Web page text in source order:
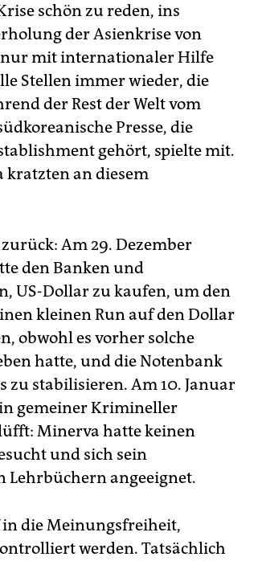
schön zu reden, ins
der Asienkrise von
nur mit internationaler Hilfe
Stellen immer wieder, die
der Rest der Welt vom
Presse, die
gehört, spielte mit.
kratzten an diesem
Am 29. Dezember
den Banken und
US-Dollar zu kaufen, um den
kleinen Run auf den Dollar
obwohl es vorher solche
hatte, und die Notenbank
zu stabilisieren. Am 10. Januar
gemeiner Krimineller
Minerva hatte keinen
und sich sein
Lehrbüchern angeeignet.
die Meinungsfreiheit,
werden. Tatsächlich